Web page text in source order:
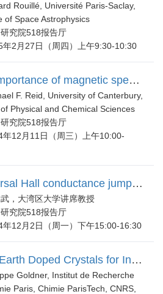
Rouillé, Université Paris-Saclay,
of Space Astrophysics
究院518报告厅
年2月27日（周四）上午9:30-10:30
The importance of magnetic spectroscopy to understanding electronic structure of rare-earth ions in crystals and nanopar
F. Reid, University of Canterbury,
Physical and Chemical Sciences
究院518报告厅
年12月11日（周三）上午10:00-
Universal Hall conductance jump and two parameter scaling in topological metals
，大湾区大学讲席教授
究院518报告厅
年12月2日（周一）下午15:00-16:30
Rare Earth Doped Crystals for Integrated Quantum Photonics
Goldner, Institut de Recherche
Paris, Chimie ParisTech, CNRS,